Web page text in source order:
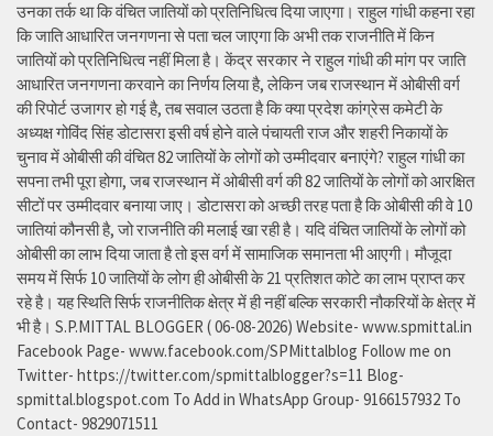
उनका तर्क था कि वंचित जातियों को प्रतिनिधित्व दिया जाएगा। राहुल गांधी कहना रहा
कि जाति आधारित जनगणना से पता चल जाएगा कि अभी तक राजनीति में किन
जातियों को प्रतिनिधित्व नहीं मिला है। केंद्र सरकार ने राहुल गांधी की मांग पर जाति
आधारित जनगणना करवाने का निर्णय लिया है, लेकिन जब राजस्थान में ओबीसी वर्ग
की रिपोर्ट उजागर हो गई है, तब सवाल उठता है कि क्या प्रदेश कांग्रेस कमेटी के
अध्यक्ष गोविंद सिंह डोटासरा इसी वर्ष होने वाले पंचायती राज और शहरी निकायों के
चुनाव में ओबीसी की वंचित 82 जातियों के लोगों को उम्मीदवार बनाएंगे? राहुल गांधी का
सपना तभी पूरा होगा, जब राजस्थान में ओबीसी वर्ग की 82 जातियों के लोगों को आरक्षित
सीटों पर उम्मीदवार बनाया जाए। डोटासरा को अच्छी तरह पता है कि ओबीसी की वे 10
जातियां कौनसी है, जो राजनीति की मलाई खा रही है। यदि वंचित जातियों के लोगों को
ओबीसी का लाभ दिया जाता है तो इस वर्ग में सामाजिक समानता भी आएगी। मौजूदा
समय में सिर्फ 10 जातियों के लोग ही ओबीसी के 21 प्रतिशत कोटे का लाभ प्राप्त कर
रहे है। यह स्थिति सिर्फ राजनीतिक क्षेत्र में ही नहीं बल्कि सरकारी नौकरियों के क्षेत्र में
भी है। S.P.MITTAL BLOGGER ( 06-08-2026) Website- www.spmittal.in
Facebook Page- www.facebook.com/SPMittalblog Follow me on
Twitter- https://twitter.com/spmittalblogger?s=11 Blog-
spmittal.blogspot.com To Add in WhatsApp Group- 9166157932 To
Contact- 9829071511